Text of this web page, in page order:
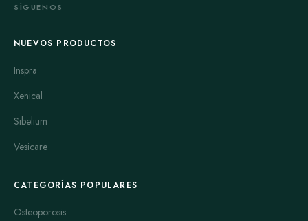
SÍGUENOS
NUEVOS PRODUCTOS
Inspra
Xenical
Sibelium
Vesicare
CATEGORÍAS POPULARES
Osteoporosis